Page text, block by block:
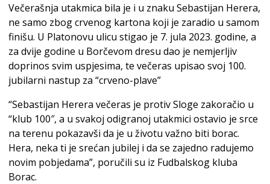
Večerašnja utakmica bila je i u znaku Sebastijan Herera,
ne samo zbog crvenog kartona koji je zaradio u samom
finišu. U Platonovu ulicu stigao je 7. jula 2023. godine, a
za dvije godine u Borčevom dresu dao je nemjerljiv
doprinos svim uspjesima, te večeras upisao svoj 100.
jubilarni nastup za “crveno-plave”
“Sebastijan Herera večeras je protiv Sloge zakoračio u
“klub 100″, a u svakoj odigranoj utakmici ostavio je srce
na terenu pokazavši da je u životu važno biti borac.
Hera, neka ti je srećan jubilej i da se zajedno radujemo
novim pobjedama”, poručili su iz Fudbalskog kluba
Borac.